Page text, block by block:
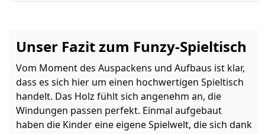
Unser Fazit zum Funzy-Spieltisch
Vom Moment des Auspackens und Aufbaus ist klar,
dass es sich hier um einen hochwertigen Spieltisch
handelt. Das Holz fühlt sich angenehm an, die
Windungen passen perfekt. Einmal aufgebaut
haben die Kinder eine eigene Spielwelt, die sich dank